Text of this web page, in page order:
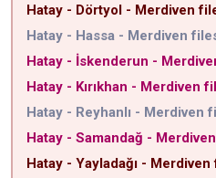
Hatay - Dörtyol - Merdiven
Hatay - Hassa - Merdiven
Hatay - İskenderun -
Hatay - Kırıkhan - Merdiven
Hatay - Reyhanlı - Merdiven
Hatay - Samandağ -
Hatay - Yayladağı -